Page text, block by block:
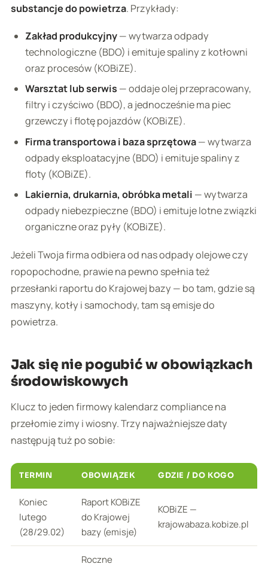
substancje do powietrza. Przykłady:
Zakład produkcyjny— wytwarza odpady
technologiczne (BDO) i emituje spaliny z kotłowni
oraz procesów (KOBiZE).
Warsztat lub serwis — oddaje olej przepracowany,
filtry i czyściwo (BDO), a jednocześnie ma piec
grzewczy i flotę pojazdów (KOBiZE).
Firma transportowa i baza sprzętowa— wytwarza
odpady eksploatacyjne (BDO) i emituje spaliny z
floty (KOBiZE).
Lakiernia, drukarnia, obróbka metali — wytwarza
odpady niebezpieczne (BDO) i emituje lotne związki
organiczne oraz pyły (KOBiZE).
Jeżeli Twoja firma odbiera od nas odpady olejowe czy
ropopochodne, prawie na pewno spełnia też
przesłanki raportu do Krajowej bazy — bo tam, gdzie są
maszyny, kotły i samochody, tam są emisje do
powietrza.
Jak się nie pogubić w obowiązkach
środowiskowych
Klucz to jeden firmowy kalendarz compliance na
przełomie zimy i wiosny. Trzy najważniejsze daty
następują tuż po sobie:
TERMIN OBOWIĄZEK GDZIE / DO KOGO
Koniec
lutego
(28/29.02)
Raport KOBiZE
do Krajowej
bazy (emisje)
KOBiZE —
krajowabaza.kobize.pl
Roczne